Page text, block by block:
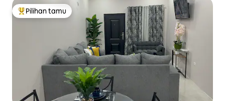
Pilihan tamu terpopuler
Pilihan tamu